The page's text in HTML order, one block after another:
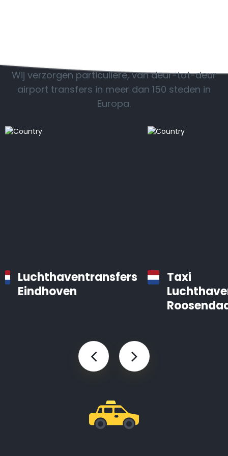
Wij verzorgen particuliere, van deur-tot-deur
airport transfers in meer dan 150 steden in
Europa.
Luchthaventransfers
Eindhoven
Taxi